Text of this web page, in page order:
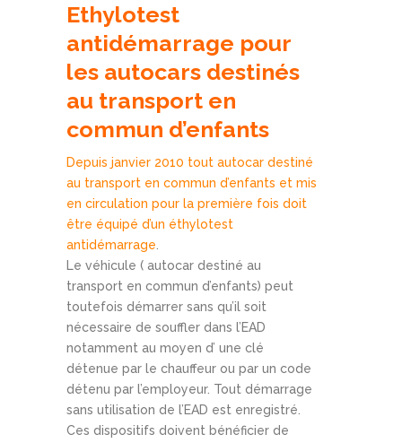
Ethylotest
antidémarrage pour
les autocars destinés
au transport en
commun d’enfants
Depuis janvier 2010 tout autocar destiné
au transport en commun d’enfants et mis
en circulation pour la première fois doit
être équipé d’un éthylotest
antidémarrage.
Le véhicule ( autocar destiné au
transport en commun d’enfants) peut
toutefois démarrer sans qu’il soit
nécessaire de souffler dans l’EAD
notamment au moyen d’ une clé
détenue par le chauffeur ou par un code
détenu par l’employeur. Tout démarrage
sans utilisation de l’EAD est enregistré.
Ces dispositifs doivent bénéficier de